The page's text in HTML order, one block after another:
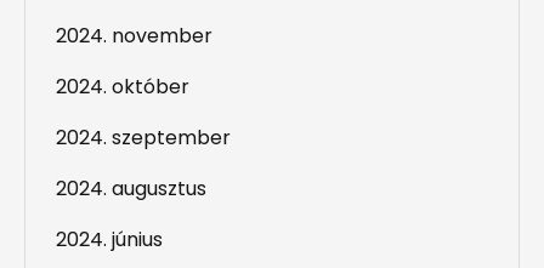
2024. november
2024. október
2024. szeptember
2024. augusztus
2024. június